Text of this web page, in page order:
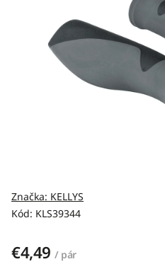
Kód: KLS39344
Značka: KELLYS
€4,49 / pár